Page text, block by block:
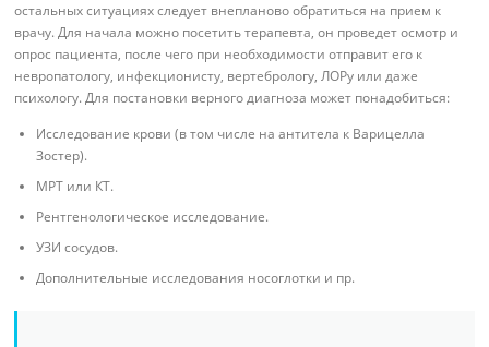
остальных ситуациях следует внепланово обратиться на прием к
врачу. Для начала можно посетить терапевта, он проведет осмотр и
опрос пациента, после чего при необходимости отправит его к
невропатологу, инфекционисту, вертебрологу, ЛОРу или даже
психологу. Для постановки верного диагноза может понадобиться:
Исследование крови (в том числе на антитела к Варицелла
Зостер).
МРТ или КТ.
Рентгенологическое исследование.
УЗИ сосудов.
Дополнительные исследования носоглотки и пр.